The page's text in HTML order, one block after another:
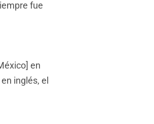
fue
en
inglés, el